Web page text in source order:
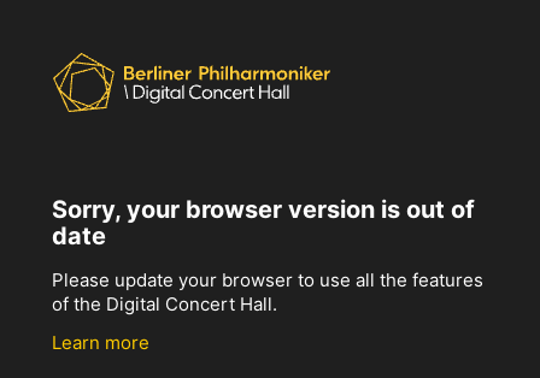
Sorry, your browser version is out of
date
Please update your browser to use all the features
of the Digital Concert Hall.
Learn more